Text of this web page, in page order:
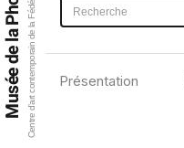
Présentation